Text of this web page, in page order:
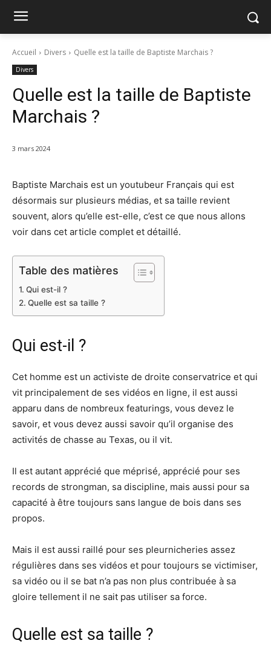
Accueil Divers Quelle est la taille de Baptiste Marchais ?
Divers
Quelle est la taille de Baptiste
Marchais ?
3 mars 2024
Baptiste Marchais est un youtubeur Français qui est
désormais sur plusieurs médias, et sa taille revient
souvent, alors qu’elle est-elle, c’est ce que nous allons
voir dans cet article complet et détaillé.
Table des matières
Qui est-il ?
Quelle est sa taille ?
Qui est-il ?
Cet homme est un activiste de droite conservatrice et qui
vit principalement de ses vidéos en ligne, il est aussi
apparu dans de nombreux featurings, vous devez le
savoir, et vous devez aussi savoir qu’il organise des
activités de chasse au Texas, ou il vit.
Il est autant apprécié que méprisé, apprécié pour ses
records de strongman, sa discipline, mais aussi pour sa
capacité à être toujours sans langue de bois dans ses
propos.
Mais il est aussi raillé pour ses pleurnicheries assez
régulières dans ses vidéos et pour toujours se victimiser,
sa vidéo ou il se bat n’a pas non plus contribuée à sa
gloire tellement il ne sait pas utiliser sa force.
Quelle est sa taille ?